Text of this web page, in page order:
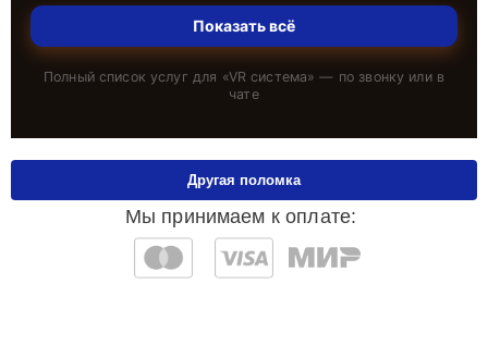
Показать всё
Полный список услуг для «VR система» — по звонку или в
чате
Мы принимаем к оплате:
Другая поломка